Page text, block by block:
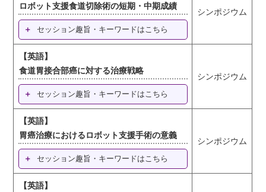
ロボット支援食道切除術の短期・中期成績
セッション趣旨・キーワードはこちら
シンポジウム
【英語】
食道胃接合部癌に対する治療戦略
セッション趣旨・キーワードはこちら
シンポジウム
【英語】
胃癌治療におけるロボット支援手術の意義
セッション趣旨・キーワードはこちら
シンポジウム
【英語】